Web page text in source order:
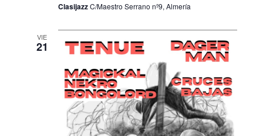
ClasijazzC/Maestro Serrano nº9, Almería
VIE
21